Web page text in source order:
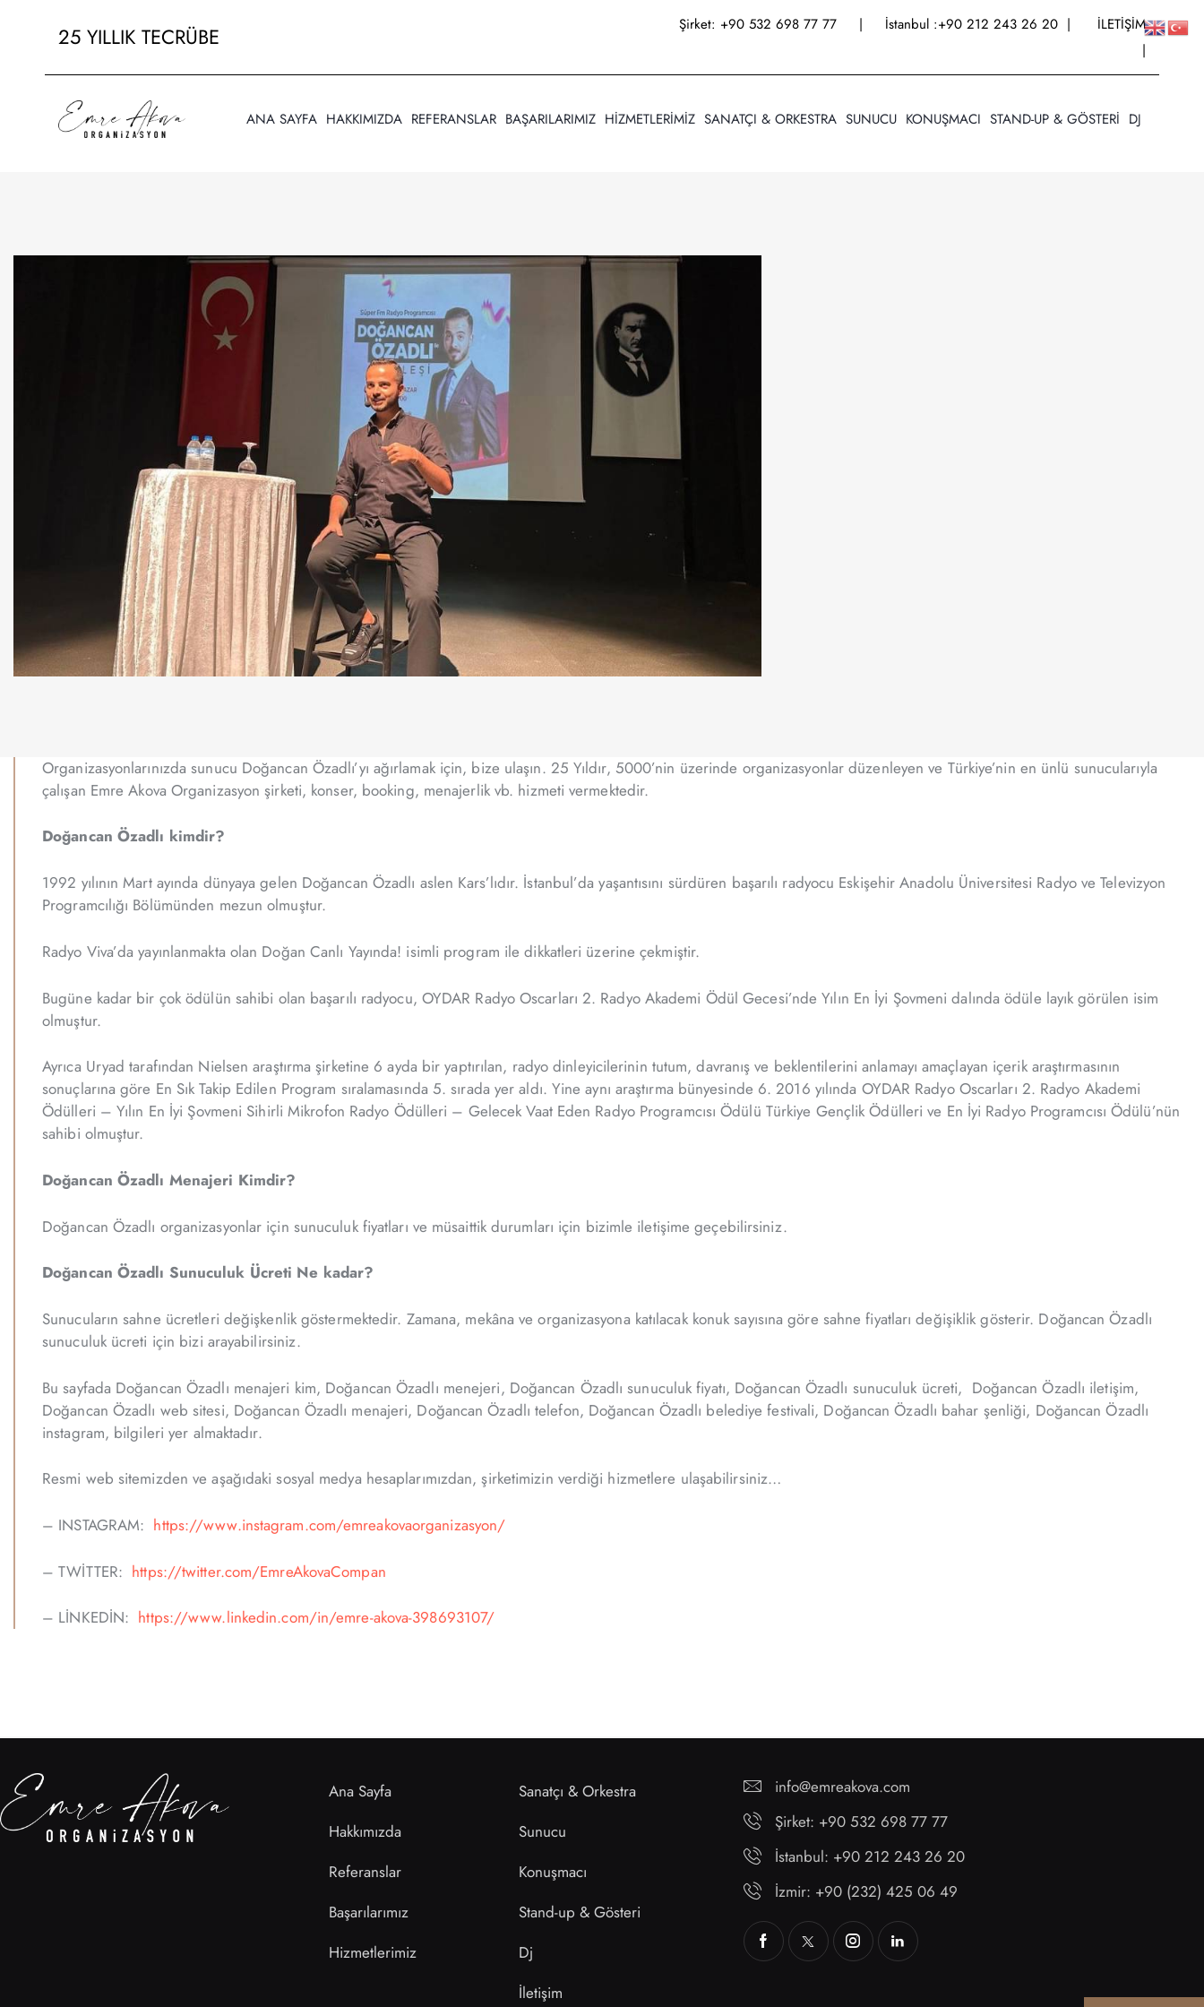
25 YILLIK TECRÜBE Şirket: +90 532 698 77 77| İstanbul :+90 212 243 26 20|
İLETİŞİM
|
ANA SAYFA HAKKIMIZDA REFERANSLAR BAŞARILARIMIZ HİZMETLERİMİZ SANATÇI & ORKESTRA SUNUCU KONUŞMACI STAND-UP & GÖSTERİ DJ
Organizasyonlarınızda sunucu Doğancan Özadlı’yı ağırlamak için, bize ulaşın. 25 Yıldır, 5000’nin üzerinde organizasyonlar düzenleyen ve Türkiye’nin en ünlü sunucularıyla
çalışan Emre Akova Organizasyon şirketi, konser, booking, menajerlik vb. hizmeti vermektedir.
Doğancan Özadlı kimdir?
1992 yılının Mart ayında dünyaya gelen Doğancan Özadlı aslen Kars’lıdır. İstanbul’da yaşantısını sürdüren başarılı radyocu Eskişehir Anadolu Üniversitesi Radyo ve Televizyon
Programcılığı Bölümünden mezun olmuştur.
Radyo Viva’da yayınlanmakta olan Doğan Canlı Yayında! isimli program ile dikkatleri üzerine çekmiştir.
Bugüne kadar bir çok ödülün sahibi olan başarılı radyocu, OYDAR Radyo Oscarları 2. Radyo Akademi Ödül Gecesi’nde Yılın En İyi Şovmeni dalında ödüle layık görülen isim
olmuştur.
Ayrıca Uryad tarafından Nielsen araştırma şirketine 6 ayda bir yaptırılan, radyo dinleyicilerinin tutum, davranış ve beklentilerini anlamayı amaçlayan içerik araştırmasının
sonuçlarına göre En Sık Takip Edilen Program sıralamasında 5. sırada yer aldı. Yine aynı araştırma bünyesinde 6. 2016 yılında OYDAR Radyo Oscarları 2. Radyo Akademi
Ödülleri – Yılın En İyi Şovmeni Sihirli Mikrofon Radyo Ödülleri – Gelecek Vaat Eden Radyo Programcısı Ödülü Türkiye Gençlik Ödülleri ve En İyi Radyo Programcısı Ödülü’nün
sahibi olmuştur.
Doğancan Özadlı Menajeri Kimdir?
Doğancan Özadlı organizasyonlar için sunuculuk fiyatları ve müsaittik durumları için bizimle iletişime geçebilirsiniz.
Doğancan Özadlı Sunuculuk Ücreti Ne kadar?
Sunucuların sahne ücretleri değişkenlik göstermektedir. Zamana, mekâna ve organizasyona katılacak konuk sayısına göre sahne fiyatları değişiklik gösterir. Doğancan Özadlı
sunuculuk ücreti için bizi arayabilirsiniz.
Bu sayfada Doğancan Özadlı menajeri kim, Doğancan Özadlı menejeri, Doğancan Özadlı sunuculuk fiyatı, Doğancan Özadlı sunuculuk ücreti, Doğancan Özadlı iletişim,
Doğancan Özadlı web sitesi, Doğancan Özadlı menajeri, Doğancan Özadlı telefon, Doğancan Özadlı belediye festivali, Doğancan Özadlı bahar şenliği, Doğancan Özadlı
instagram, bilgileri yer almaktadır.
Resmi web sitemizden ve aşağıdaki sosyal medya hesaplarımızdan, şirketimizin verdiği hizmetlere ulaşabilirsiniz…
– INSTAGRAM: https://www.instagram.com/emreakovaorganizasyon/
– TWİTTER: https://twitter.com/EmreAkovaCompan
– LİNKEDİN: https://www.linkedin.com/in/emre-akova-398693107/
Ana Sayfa
Hakkımızda
Referanslar
Başarılarımız
Hizmetlerimiz
Sanatçı & Orkestra
Sunucu
Konuşmacı
Stand-up & Gösteri
Dj
İletişim
info@emreakova.com
Şirket: +90 532 698 77 77
İstanbul: +90 212 243 26 20
İzmir: +90 (232) 425 06 49